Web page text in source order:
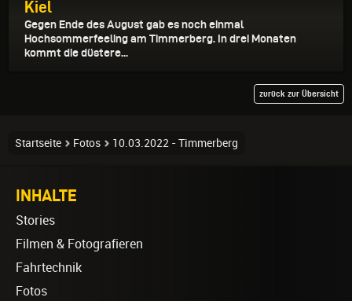
Kiel
Gegen Ende des August gab es noch einmal
Hochsommerfeeling am Timmerberg. In drei Monaten
kommt die düstere...
zurück zur Übersicht
Startseite Fotos 10.03.2022 - Timmerberg
INHALTE
Stories
Filmen & Fotografieren
Fahrtechnik
Fotos